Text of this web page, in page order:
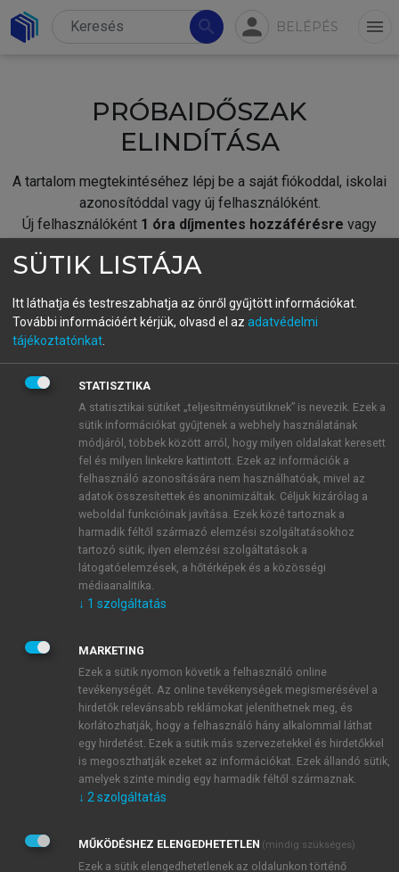
search person BELÉPÉS menu
PRÓBAIDŐSZAK
ELINDÍTÁSA
A tartalom megtekintéséhez lépj be a saját fiókoddal, iskolai
azonosítóddal vagy új felhasználóként.
Új felhasználóként 1 óra díjmentes hozzáférésre vagy
fiókoddal,vagy hozz létre új fiókot.
A regisztráció után apróbaidőszakautomatikusan
BELÉPÉS SAJÁT FIÓKKAL
ÚJ FIÓK LÉTREHOZÁSA
1 óra díjmentes hozzáférés
E-MAIL-CÍM
JELSZÓ
JELSZÓ ÚJRA
Kérek értesítést a MeRSZ újdonságairól, akcióiról.
Kérek értesítést az Akadémiai Kiadó Zrt. újdonságairól,
Adatkezelési tájékoztatóbanfoglaltakat tudomásul
veszem és elfogadom.
SÜTIK LISTÁJA
Itt láthatja és testreszabhatja az önről gyűjtött információkat.
További információért kérjük, olvasd el az adatvédelmi
tájékoztatónkat
STATISZTIKA
A statisztikai sütiket „teljesítménysütiknek” is nevezik. Ezek a
sütik információkat gyűjtenek a webhely használatának
módjáról, többek között arról, hogy milyen oldalakat keresett
fel és milyen linkekre kattintott. Ezek az információk a
felhasználó azonosítására nem használhatóak, mivel az
adatok összesítettek és anonimizáltak. Céljuk kizárólag a
weboldal funkcióinak javítása. Ezek közé tartoznak a
harmadik féltől származó elemzési szolgáltatásokhoz
tartozó sütik; ilyen elemzési szolgáltatások a
látogatóelemzések, a hőtérképek és a közösségi
médiaanalitika.
↓ 1 szolgáltatás
MARKETING
Ezek a sütik nyomon követik a felhasználó online
tevékenységét. Az online tevékenységek megismerésével a
hirdetők relevánsabb reklámokat jeleníthetnek meg, és
korlátozhatják, hogy a felhasználó hány alkalommal láthat
egy hirdetést. Ezek a sütik más szervezetekkel és hirdetőkkel
is megoszthatják ezeket az információkat. Ezek állandó sütik,
amelyek szinte mindig egy harmadik féltől származnak.
↓ 2 szolgáltatás
MŰKÖDÉSHEZ ELENGEDHETETLEN (mindig szükséges)
Ezek a sütik elengedhetetlenek az oldalunkon történő